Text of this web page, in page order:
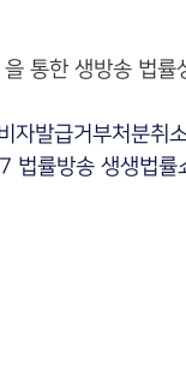
통한 생방송 법
자발급거부처분
률방송 생생법률